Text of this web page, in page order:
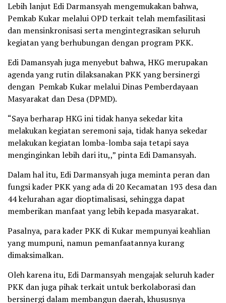
Lebih lanjut Edi Darmansyah mengemukakan bahwa,
Pemkab Kukar melalui OPD terkait telah memfasilitasi
dan mensinkronisasi serta mengintegrasikan seluruh
kegiatan yang berhubungan dengan program PKK.
Edi Damansyah juga menyebut bahwa, HKG merupakan
agenda yang rutin dilaksanakan PKK yang bersinergi
dengan Pemkab Kukar melalui Dinas Pemberdayaan
Masyarakat dan Desa (DPMD).
“Saya berharap HKG ini tidak hanya sekedar kita
melakukan kegiatan seremoni saja, tidak hanya sekedar
melakukan kegiatan lomba-lomba saja tetapi saya
menginginkan lebih dari itu,,” pinta Edi Damansyah.
Dalam hal itu, Edi Darmansyah juga meminta peran dan
fungsi kader PKK yang ada di 20 Kecamatan 193 desa dan
44 kelurahan agar dioptimalisasi, sehingga dapat
memberikan manfaat yang lebih kepada masyarakat.
Pasalnya, para kader PKK di Kukar mempunyai keahlian
yang mumpuni, namun pemanfaatannya kurang
dimaksimalkan.
Oleh karena itu, Edi Darmansyah mengajak seluruh kader
PKK dan juga pihak terkait untuk berkolaborasi dan
bersinergi dalam membangun daerah, khususnya